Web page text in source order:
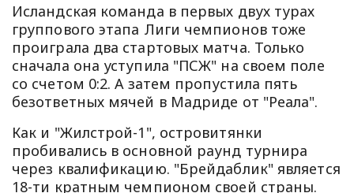
Исландская команда в первых двух турах
группового этапа Лиги чемпионов тоже
проиграла два стартовых матча. Только
сначала она уступила "ПСЖ" на своем поле
со счетом 0:2. А затем пропустила пять
безответных мячей в Мадриде от "Реала".
Как и "Жилстрой-1", островитянки
пробивались в основной раунд турнира
через квалификацию. "Брейдаблик" является
18-ти кратным чемпионом своей страны.